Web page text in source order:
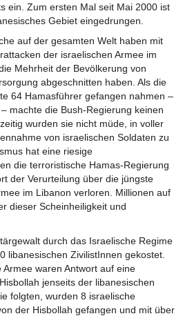
ein. Zum ersten Mal seit Mai 2000 ist
Gebiet eingedrungen.
auf der gesamten Welt haben mit
der israelischen Armee im
Mehrheit der Bevölkerung von
abgeschnitten haben. Als die
64 Hamasführer gefangen nahmen –
machte die Bush-Regierung keinen
wurden sie nicht müde, in voller
von israelischen Soldaten zu
hat eine riesige
die terroristische Hamas-Regierung
der Verurteilung über die jüngste
im Libanon verloren. Millionen auf
dieser Scheinheiligkeit und
durch das Israelische Regime
libanesischen ZivilistInnen gekostet.
waren Antwort auf eine
jenseits der libanesischen
folgten, wurden 8 israelische
der Hisbollah gefangen und mit über